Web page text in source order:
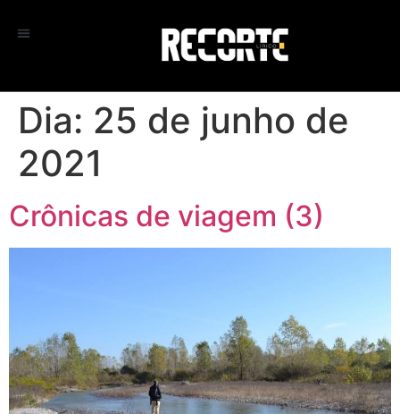
Dia: 25 de junho de
2021
Crônicas de viagem (3)